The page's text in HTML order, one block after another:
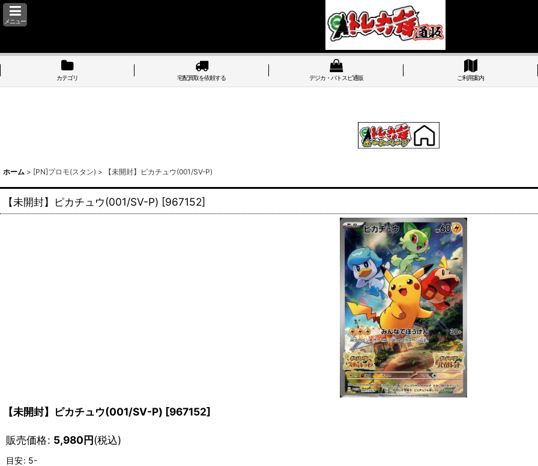
メニュー
カテゴリ 宅配買取を依頼する デジカ・バトスピ通販 ご利用案内
ホーム > [PN]プロモ(スタン) > 【未開封】ピカチュウ(001/SV-P)
【未開封】ピカチュウ(001/SV-P) [967152]
【未開封】ピカチュウ(001/SV-P) [967152]
販売価格: 5,980円(税込)
目安: 5-